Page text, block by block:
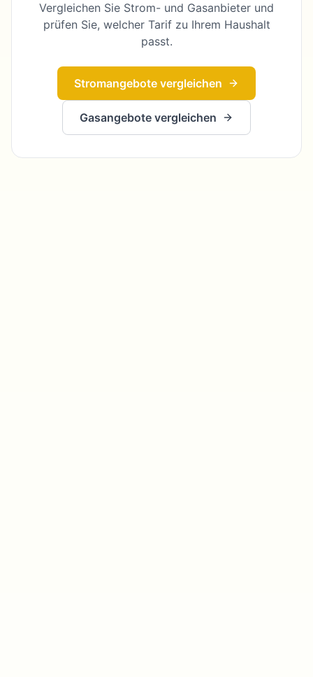
Vergleichen Sie Strom- und Gasanbieter und
prüfen Sie, welcher Tarif zu Ihrem Haushalt
passt.
Stromangebote vergleichen
Gasangebote vergleichen